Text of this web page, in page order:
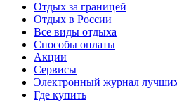
Отдых за границей
Отдых в России
Все виды отдыха
Способы оплаты
Акции
Сервисы
Электронный журнал
Где купить